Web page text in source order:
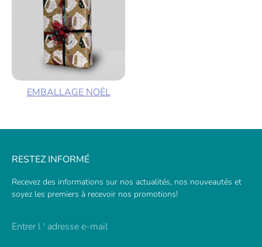
EMBALLAGE NOËL
RESTEZ INFORMÉ
Recevez des informations sur nos actualités, nos nouveautés et
soyez les premiers à recevoir nos promotions!
Entrer l ' adresse e-mail